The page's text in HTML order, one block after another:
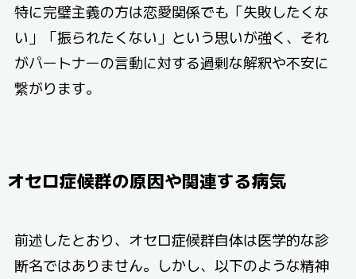
特に完璧主義の方は恋愛関係でも「失敗したくな
い」「振られたくない」という思いが強く、それ
がパートナーの言動に対する過剰な解釈や不安に
繋がります。
オセロ症候群の原因や関連する病気
前述したとおり、オセロ症候群自体は医学的な診
断名ではありません。しかし、以下のような精神